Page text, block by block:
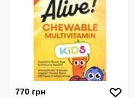
770 грн